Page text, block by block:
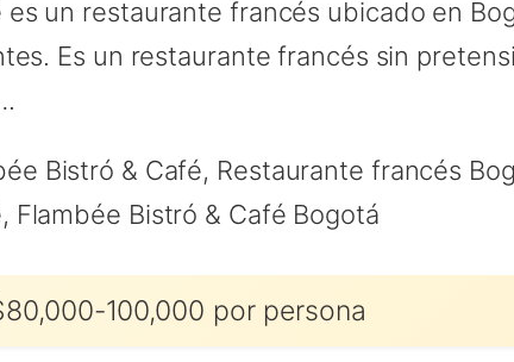
es un restaurante francés ubicado en
Es un restaurante francés sin
Bistró & Café, Restaurante francés
Flambée Bistró & Café Bogotá
100,000 por persona